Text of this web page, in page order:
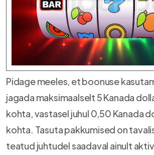
Pidage meeles, et boonuse
jagada maksimaalselt 5 Kanada
kohta, vastasel juhul 0,50 Kanada
kohta. Tasuta pakkumised on
teatud juhtudel saadaval ainult